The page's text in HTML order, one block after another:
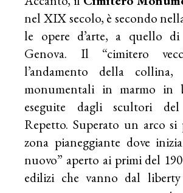
nel XIX secolo, è secondo
le opere d’arte, a quello
Genova. Il “cimitero
l’andamento della
monumentali in marmo in
eseguite dagli scultori
Repetto. Superato un arco si
zona pianeggiante dove
nuovo” aperto ai primi del
edilizi che vanno dal